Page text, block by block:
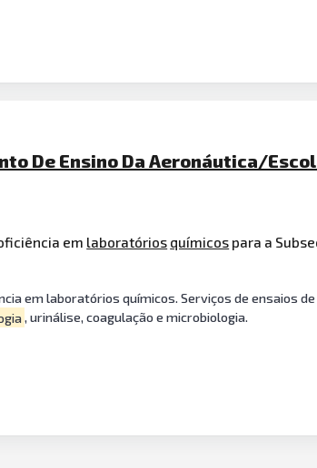
De Ensino Da Aeronáutica/
em laboratórios químicos para a
em laboratórios químicos. Serviços de ensaios
, urinálise, coagulação e microbiologia.